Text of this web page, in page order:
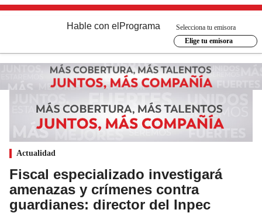
Hable con el Programa
Selecciona tu emisora
Elige tu emisora
Actualidad
Fiscal especializado investigará
amenazas y crímenes contra
guardianes: director del Inpec